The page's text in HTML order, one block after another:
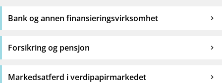
Bank og annen finansieringsvirksomhet
Forsikring og pensjon
Markedsatferd i verdipapirmarkedet